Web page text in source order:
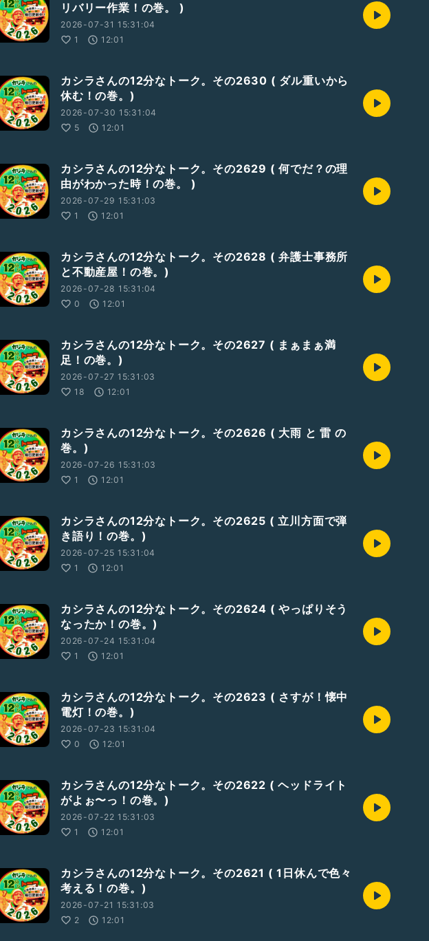
リバリー作業！の巻。 )
2026-07-31 15:31:04
1
12:01
カシラさんの12分なトーク。その2630 ( ダル重いから
休む！の巻。)
2026-07-30 15:31:04
5
12:01
カシラさんの12分なトーク。その2629 ( 何でだ？の理
由がわかった時！の巻。 )
2026-07-29 15:31:03
1
12:01
カシラさんの12分なトーク。その2628 ( 弁護士事務所
と不動産屋！の巻。)
2026-07-28 15:31:04
0
12:01
カシラさんの12分なトーク。その2627 ( まぁまぁ満
足！の巻。)
2026-07-27 15:31:03
18
12:01
カシラさんの12分なトーク。その2626 ( 大雨 と 雷 の
巻。)
2026-07-26 15:31:03
1
12:01
カシラさんの12分なトーク。その2625 ( 立川方面で弾
き語り！の巻。)
2026-07-25 15:31:04
1
12:01
カシラさんの12分なトーク。その2624 ( やっぱりそう
なったか！の巻。)
2026-07-24 15:31:04
1
12:01
カシラさんの12分なトーク。その2623 ( さすが！懐中
電灯！の巻。)
2026-07-23 15:31:04
0
12:01
カシラさんの12分なトーク。その2622 ( ヘッドライト
がよぉ〜っ！の巻。)
2026-07-22 15:31:03
1
12:01
カシラさんの12分なトーク。その2621 ( 1日休んで色々
考える！の巻。)
2026-07-21 15:31:03
2
12:01